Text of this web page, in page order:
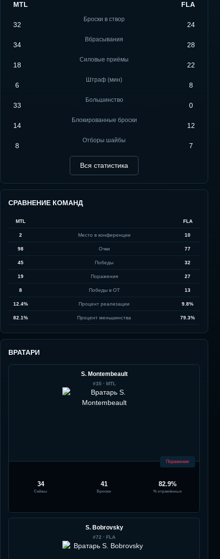
MTL FLA
32
Броски в створ
24
34
Вбрасывания
28
18
Силовые приёмы
22
6
Штраф (мин)
8
33
Большинство
0
14
Блокированные броски
12
8
Отборы шайбы
7
Вся статистика
СРАВНЕНИЕ КОМАНД
MTL FLA
2 Место в конференции 10
98 Очки 77
45 Победы 32
19 Поражения 27
8 Победы в ОТ 13
12.4% Процент реализации 9.8%
82.1% Процент меньшинства 79.3%
ВРАТАРИ
S. Montembeault
#35· MTL
Поражение
34
Сейвы
41
Броски
82.9%
% отражённых
S. Bobrovsky
#72 · FLA